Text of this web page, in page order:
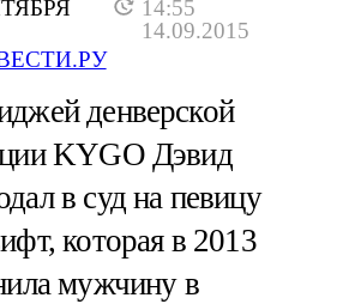
14:55
14.09.2015
денверской
KYGO Дэвид
в суд на певицу
которая в 2013
мужчину в